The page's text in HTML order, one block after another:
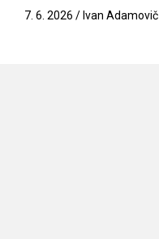
7. 6. 2026 / Ivan Adamovič